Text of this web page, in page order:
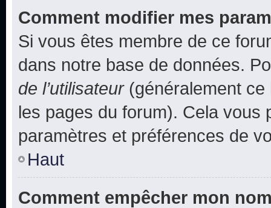
Comment modifier mes
Si vous êtes membre de ce
dans notre base de données.
de l’utilisateur(généralement ce
les pages du forum). Cela vous
paramètres et préférences de
Haut
Comment empêcher mon